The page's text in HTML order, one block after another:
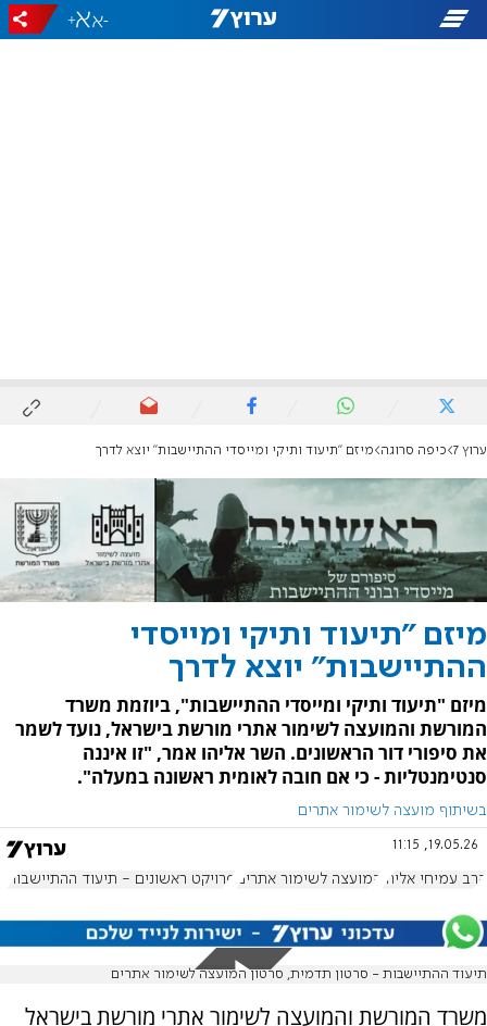
-
+
ערוץ 7 כיפה סרוגה מיזם "תיעוד ותיקי ומייסדי ההתיישבות" יוצא לדרך
מיזם "תיעוד ותיקי ומייסדי
ההתיישבות" יוצא לדרך
מיזם "תיעוד ותיקי ומייסדי ההתיישבות", ביוזמת משרד
המורשת והמועצה לשימור אתרי מורשת בישראל, נועד לשמר
את סיפורי דור הראשונים. השר אליהו אמר, "זו איננה
סנטימנטליות - כי אם חובה לאומית ראשונה במעלה".
בשיתוף מועצה לשימור אתרים
19.05.26, 11:15
הרב עמיחי אליהו המועצה לשימור אתרים פרויקט ראשונים - תיעוד ההתיישבות
תיעוד ההתיישבות - סרטון תדמית, סרטון המועצה לשימור אתרים
משרד המורשת והמועצה לשימור אתרי מורשת בישראל